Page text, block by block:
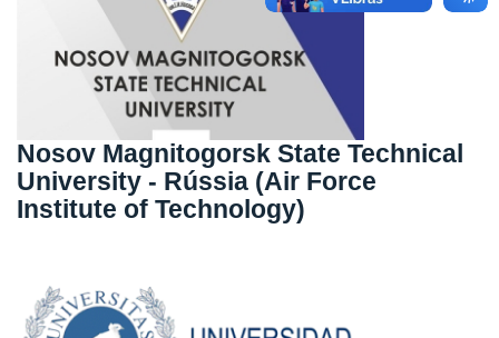
Nosov Magnitogorsk State Technical
University - Rússia (Air Force
Institute of Technology)